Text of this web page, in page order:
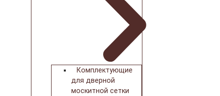
Комплектующие
для дверной
москитной сетки